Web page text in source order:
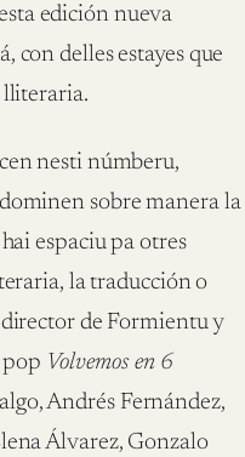
edición nueva
con delles estayes que
lliteraria.
nesti númberu,
sobre manera la
espaciu pa otres
la traducción o
de Formientu y
pop Volvemos en 6
Andrés Fernández,
Álvarez, Gonzalo